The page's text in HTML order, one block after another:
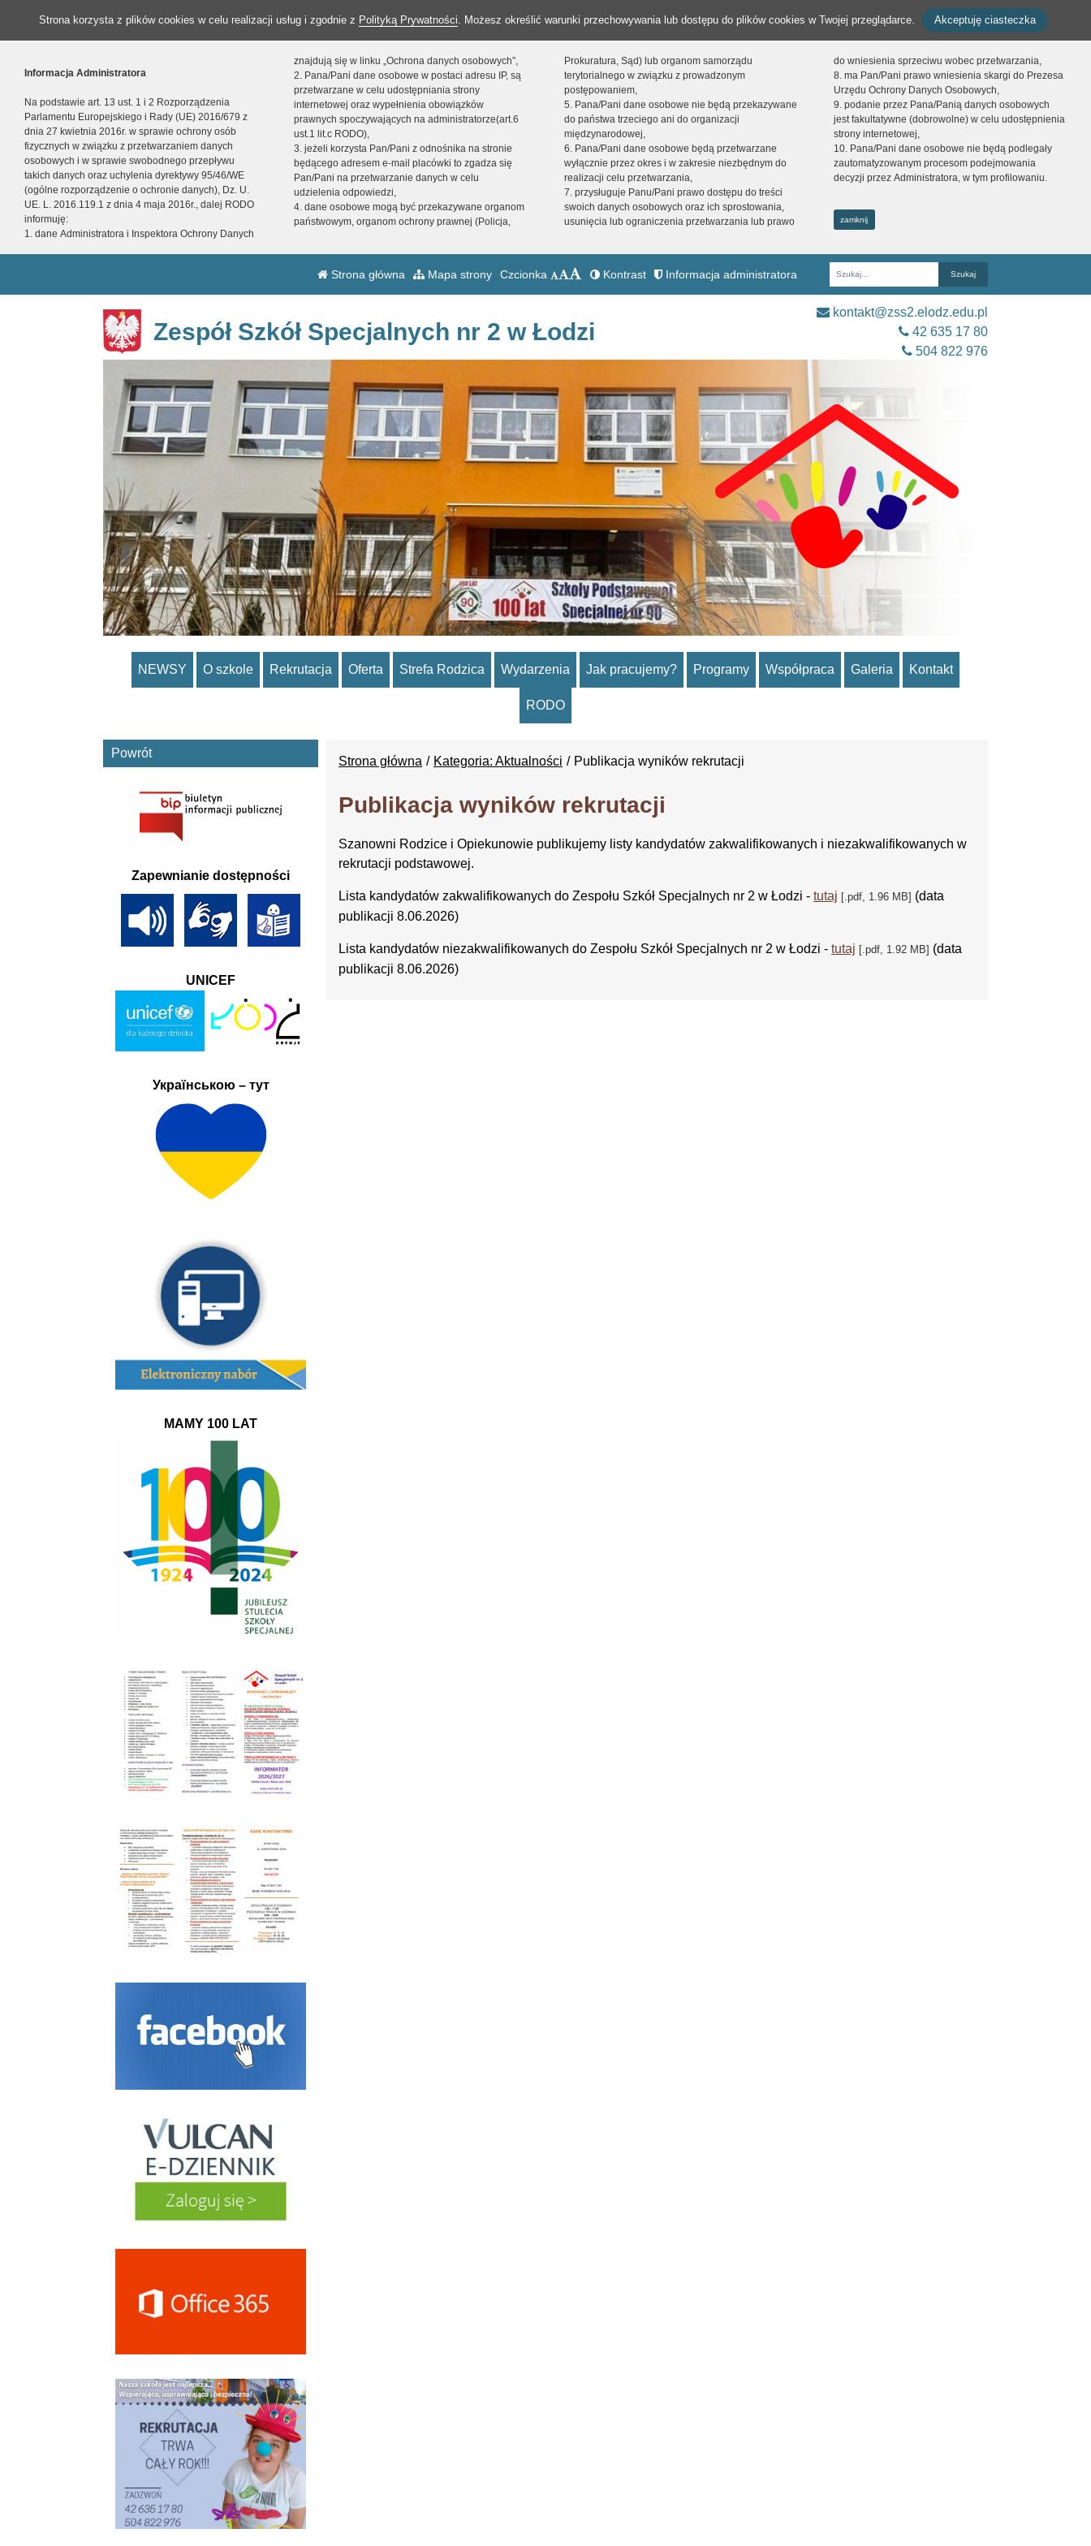
Strona korzysta z plików cookies w celu realizacji usług i zgodnie z Polityką Prywatności. Możesz określić warunki przechowywania lub dostępu do plików cookies w Twojej przeglądarce. Akceptuję ciasteczka
Informacja Administratora
Na podstawie art. 13 ust. 1 i 2 Rozporządzenia
Parlamentu Europejskiego i Rady (UE) 2016/679 z
dnia 27 kwietnia 2016r. w sprawie ochrony osób
fizycznych w związku z przetwarzaniem danych
osobowych i w sprawie swobodnego przepływu
takich danych oraz uchylenia dyrektywy 95/46/WE
(ogólne rozporządzenie o ochronie danych), Dz. U.
UE. L. 2016.119.1 z dnia 4 maja 2016r., dalej RODO
informuję:
1. dane Administratora i Inspektora Ochrony Danych
znajdują się w linku „Ochrona danych osobowych”,
2. Pana/Pani dane osobowe w postaci adresu IP, są
przetwarzane w celu udostępniania strony
internetowej oraz wypełnienia obowiązków
prawnych spoczywających na administratorze(art.6
ust.1 lit.c RODO),
3. jeżeli korzysta Pan/Pani z odnośnika na stronie
będącego adresem e-mail placówki to zgadza się
Pan/Pani na przetwarzanie danych w celu
udzielenia odpowiedzi,
4. dane osobowe mogą być przekazywane organom
państwowym, organom ochrony prawnej (Policja,
Prokuratura, Sąd) lub organom samorządu
terytorialnego w związku z prowadzonym
postępowaniem,
5. Pana/Pani dane osobowe nie będą przekazywane
do państwa trzeciego ani do organizacji
międzynarodowej,
6. Pana/Pani dane osobowe będą przetwarzane
wyłącznie przez okres i w zakresie niezbędnym do
realizacji celu przetwarzania,
7. przysługuje Panu/Pani prawo dostępu do treści
swoich danych osobowych oraz ich sprostowania,
usunięcia lub ograniczenia przetwarzania lub prawo
do wniesienia sprzeciwu wobec przetwarzania,
8. ma Pan/Pani prawo wniesienia skargi do Prezesa
Urzędu Ochrony Danych Osobowych,
9. podanie przez Pana/Panią danych osobowych
jest fakultatywne (dobrowolne) w celu udostępnienia
strony internetowej,
10. Pana/Pani dane osobowe nie będą podlegały
zautomatyzowanym procesom podejmowania
decyzji przez Administratora, w tym profilowaniu.
zamknij
Strona główna Mapa strony Czcionka Kontrast Informacja administratora
Fraza
Zespół Szkół Specjalnych nr 2 w Łodzi
kontakt@zss2.elodz.edu.pl
42 635 17 80
504 822 976
NEWSY O szkole Rekrutacja Oferta Strefa Rodzica Wydarzenia Jak pracujemy? Programy Współpraca Galeria Kontakt
RODO
Strona główna Kategoria: Aktualności Publikacja wyników rekrutacji
Publikacja wyników rekrutacji
Szanowni Rodzice i Opiekunowie publikujemy listy kandydatów zakwalifikowanych i niezakwalifikowanych w
rekrutacji podstawowej.
Lista kandydatów zakwalifikowanych do Zespołu Szkół Specjalnych nr 2 w Łodzi - tutaj [.pdf, 1.96 MB] (data
publikacji 8.06.2026)
Lista kandydatów niezakwalifikowanych do Zespołu Szkół Specjalnych nr 2 w Łodzi - tutaj [.pdf, 1.92 MB] (data
publikacji 8.06.2026)
Powrót
Zapewnianie dostępności
UNICEF
Українською – тут
MAMY 100 LAT